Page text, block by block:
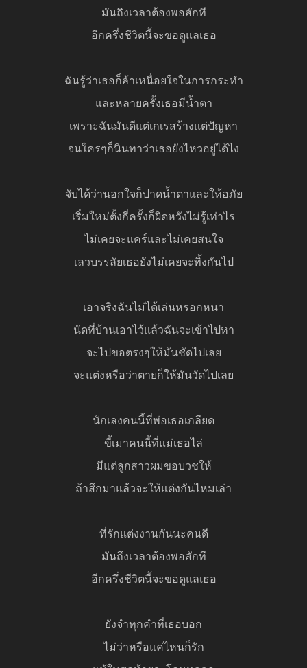
มันถึงเวลาต้องพอสักที
อีกครึ่งชีวิตนี้จะขอดูแลเธอ
ฉันรู้ว่าเธอก็ล้าเหนื่อยใจในการกระทำ
และหลายครั้งเธอมีน้ำตา
เพราะฉันมันดีแต่เกเรสร้างแต่ปัญหา
จนใครๆก็นินทาว่าเธอยังไหวอยู่ได้ไง
จับได้ว่านอกใจก็ปาดน้ำตาและให้อภัย
เริ่มใหม่ตั้งกี่ครั้งก็ผิดหวังไม่รู้เท่าไร
ไม่เคยจะแคร์และไม่เคยสนใจ
เลวบรรลัยเธอยังไม่เคยจะทิ้งกันไป
เอาจริงฉันไม่ได้เล่นหรอกหนา
นัดที่บ้านเอาไว้แล้วฉันจะเข้าไปหา
จะไปขอตรงๆให้มันชัดไปเลย
จะแต่งหรือว่าตายก็ให้มันวัดไปเลย
นักเลงคนนี้ที่พ่อเธอเกลียด
ขี้เมาคนนี้ที่แม่เธอไล่
มีแต่ลูกสาวผมขอบวชให้
ถ้าสึกมาแล้วจะให้แต่งกันไหมเล่า
ที่รักแต่งงานกันนะคนดี
มันถึงเวลาต้องพอสักที
อีกครึ่งชีวิตนี้จะขอดูแลเธอ
ยังจำทุกคำที่เธอบอก
ไม่ว่าหรือแค่ไหนก็รัก